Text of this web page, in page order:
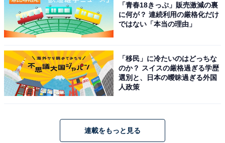
「青春18きっぷ」販売激減の裏
に何が？ 連続利用の厳格化だけ
ではない「本当の理由」
「移民」に冷たいのはどっちな
のか？ スイスの厳格過ぎる学歴
選別と、日本の曖昧過ぎる外国
人政策
連載をもっと見る